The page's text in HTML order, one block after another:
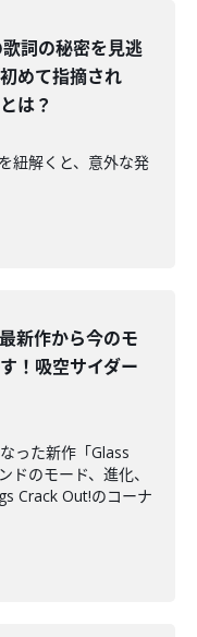
詞の秘密を見逃
めて指摘され
は？
紐解くと、意外な発
新作から今のモ
！吸空サイダー
った新作「Glass
のモード、進化、
Crack Out!のコーナ